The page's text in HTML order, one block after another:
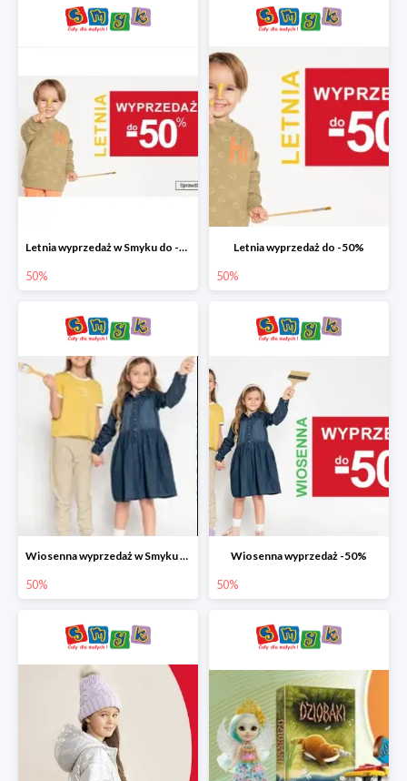
Letnia wyprzedaż w Smyku do -50%
50%
Letnia wyprzedaż do -50%
50%
Wiosenna wyprzedaż w Smyku do -50%
50%
Wiosenna wyprzedaż -50%
50%